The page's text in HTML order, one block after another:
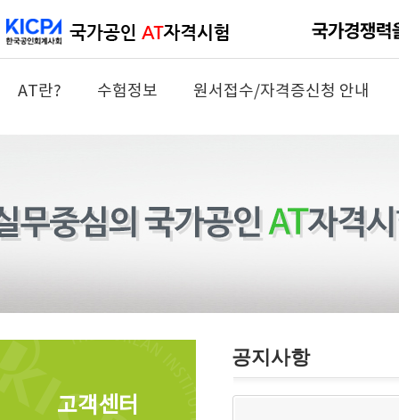
AT란? 수험정보 원서접수/자격증신청 안내
고객센터
공지사항